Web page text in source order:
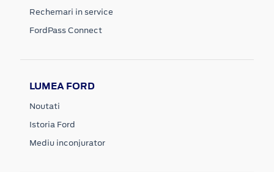
Rechemari in service
FordPass Connect
LUMEA FORD
Noutati
Istoria Ford
Mediu inconjurator